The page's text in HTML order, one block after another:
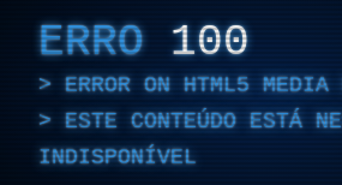
ERRO 100
ERROR ON HTML5 MEDIA
ESTE CONTEÚDO ESTÁ
INDISPONÍVEL